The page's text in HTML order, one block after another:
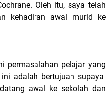
Oleh itu, saya telah
kehadiran awal murid ke
permasalahan pelajar yang
adalah bertujuan supaya
awal ke sekolah dan